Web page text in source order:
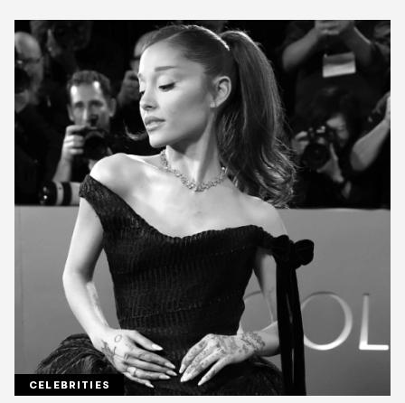
CELEBRITIES